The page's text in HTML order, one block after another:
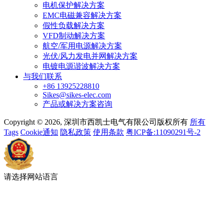
电机保护解决方案
EMC电磁兼容解决方案
假性负载解决方案
VFD制动解决方案
航空/军用电源解决方案
光伏/风力发电并网解决方案
电镀电源谐波解决方案
与我们联系
+86 13925228810
Sikes@sikes-elec.com
产品或解决方案咨询
Copyright © 2026, 深圳市西凯士电气有限公司版权所有 所有
Tags Cookie通知 隐私政策 使用条款 粤ICP备:11090291号-2
请选择网站语言